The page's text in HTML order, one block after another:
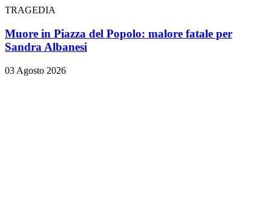
TRAGEDIA
Muore in Piazza del Popolo: malore fatale per
Sandra Albanesi
03 Agosto 2026